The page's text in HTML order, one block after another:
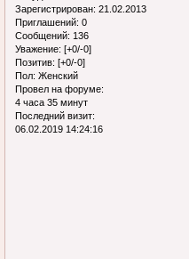
Откуда:Москва
Зарегистрирован
Приглашений:0
Сообщений:136
Уважение: [+0/-0]
Позитив: [+0/-0]
Пол:Женский
Провел на форуме:
4 часа 35 минут
Последний визит: